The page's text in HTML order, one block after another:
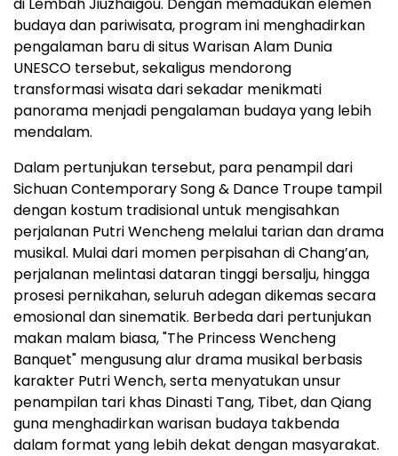
budaya dan pariwisata, program ini menghadirkan
pengalaman baru di situs Warisan Alam Dunia
UNESCO tersebut, sekaligus mendorong
transformasi wisata dari sekadar menikmati
panorama menjadi pengalaman budaya yang lebih
mendalam.
Dalam pertunjukan tersebut, para penampil dari
Sichuan Contemporary Song & Dance Troupe tampil
dengan kostum tradisional untuk mengisahkan
perjalanan Putri Wencheng melalui tarian dan drama
musikal. Mulai dari momen perpisahan di Chang’an,
perjalanan melintasi dataran tinggi bersalju, hingga
prosesi pernikahan, seluruh adegan dikemas secara
emosional dan sinematik. Berbeda dari pertunjukan
makan malam biasa, "The Princess Wencheng
Banquet" mengusung alur drama musikal berbasis
karakter Putri Wench, serta menyatukan unsur
penampilan tari khas Dinasti Tang, Tibet, dan Qiang
guna menghadirkan warisan budaya takbenda
dalam format yang lebih dekat dengan masyarakat.